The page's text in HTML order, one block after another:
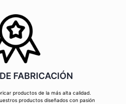
FABRICACIÓN
productos de la más alta calidad.
productos diseñados con pasión